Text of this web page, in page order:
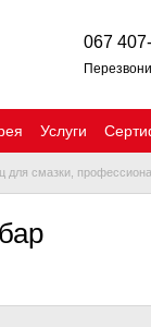
067
Услуги
для смазки,